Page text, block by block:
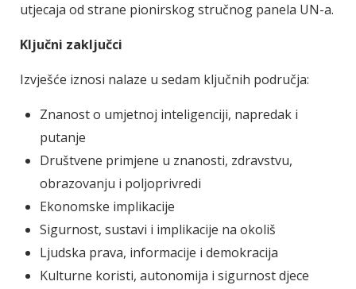
utjecaja od strane pionirskog stručnog panela UN-a.
Ključni zaključci
Izvješće iznosi nalaze u sedam ključnih područja:
Znanost o umjetnoj inteligenciji, napredak i
putanje
Društvene primjene u znanosti, zdravstvu,
obrazovanju i poljoprivredi
Ekonomske implikacije
Sigurnost, sustavi i implikacije na okoliš
Ljudska prava, informacije i demokracija
Kulturne koristi, autonomija i sigurnost djece